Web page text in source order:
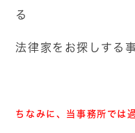
る
法律家をお探しする事
ちなみに、当事務所では